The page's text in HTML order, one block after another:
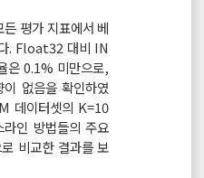
평가 지표에서 베
. Float32 대비 IN
은 0.1% 미만으로,
없음을 확인하였
데이터셋의 K=10
인 방법들의 주요
비교한 결과를 보